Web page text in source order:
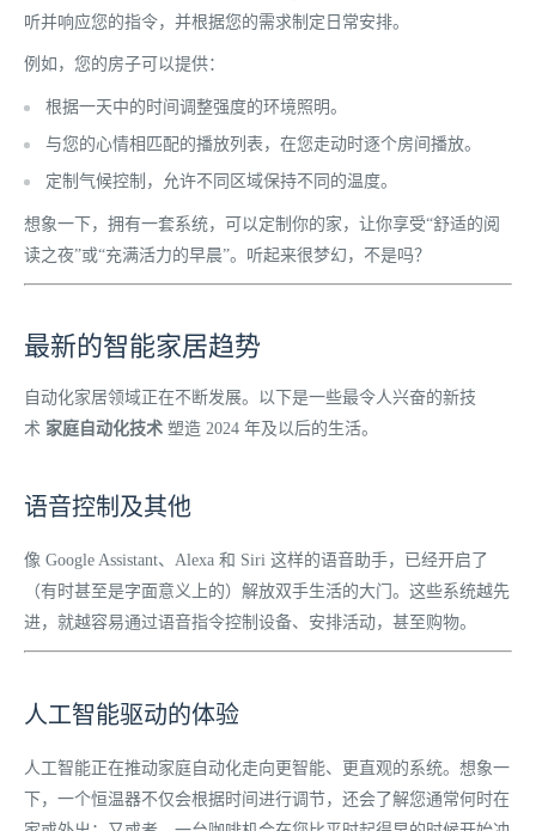
听并响应您的指令，并根据您的需求制定日常安排。
例如，您的房子可以提供：
根据一天中的时间调整强度的环境照明。
与您的心情相匹配的播放列表，在您走动时逐个房间播放。
定制气候控制，允许不同区域保持不同的温度。
想象一下，拥有一套系统，可以定制你的家，让你享受“舒适的阅
读之夜”或“充满活力的早晨”。听起来很梦幻，不是吗？
最新的智能家居趋势
自动化家居领域正在不断发展。以下是一些最令人兴奋的新技
术 家庭自动化技术 塑造 2024 年及以后的生活。
语音控制及其他
像 Google Assistant、Alexa 和 Siri 这样的语音助手，已经开启了
（有时甚至是字面意义上的）解放双手生活的大门。这些系统越先
进，就越容易通过语音指令控制设备、安排活动，甚至购物。
人工智能驱动的体验
人工智能正在推动家庭自动化走向更智能、更直观的系统。想象一
下，一个恒温器不仅会根据时间进行调节，还会了解您通常何时在